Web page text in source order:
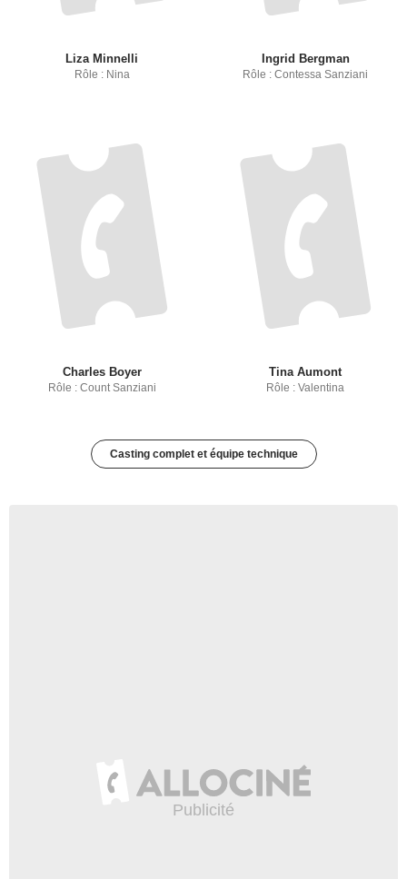
Liza Minnelli
Rôle : Nina
Ingrid Bergman
Rôle : Contessa Sanziani
Charles Boyer
Rôle : Count Sanziani
Tina Aumont
Rôle : Valentina
Casting complet et équipe technique